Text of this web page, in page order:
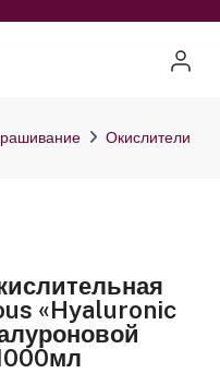
Окислители
«Hyaluronic